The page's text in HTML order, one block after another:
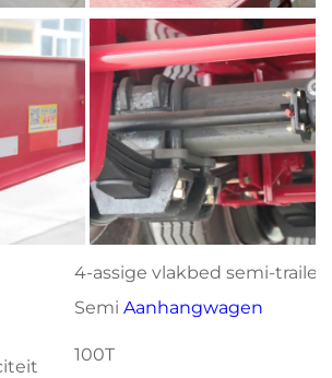
4-assige vlakbed semi-trailer
Semi Aanhangwagen
100T